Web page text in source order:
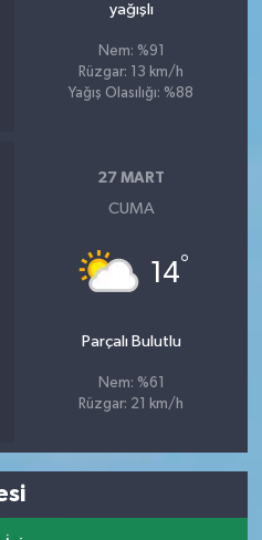
yağışlı
Nem: %91
Rüzgar: 13 km/h
Yağış Olasılığı: %88
27 MART
CUMA
14°
Parçalı Bulutlu
Nem: %61
Rüzgar: 21 km/h